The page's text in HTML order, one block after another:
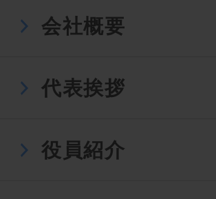
会社概要
代表挨拶
役員紹介